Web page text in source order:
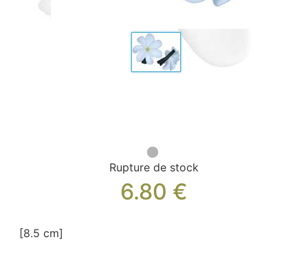
Sacs, Bijoux et Accessoires (33)
Rupture de stock
6.80 €
[8.5 cm]